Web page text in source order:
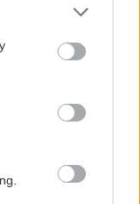
or more Google
You may click to
party tags to
in below Google
εμφύτευμα
για το